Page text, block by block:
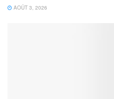
AOÛT 3, 2026